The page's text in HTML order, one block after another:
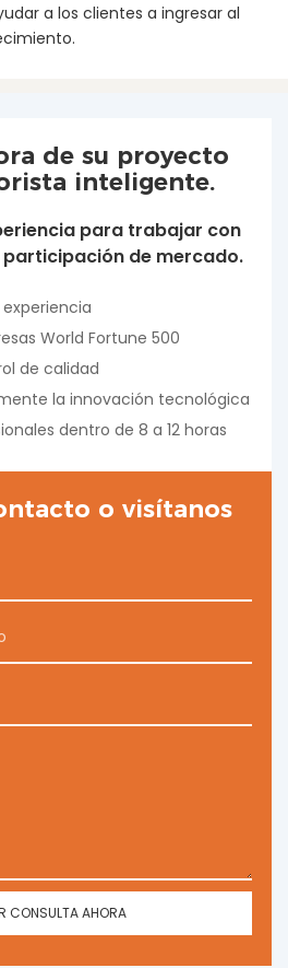
a los clientes a ingresar al
de su proyecto
inteligente.
para trabajar con
de mercado.
World Fortune 500
de calidad
la innovación tecnológica
dentro de 8 a 12 horas
o visítanos
CONSULTA AHORA